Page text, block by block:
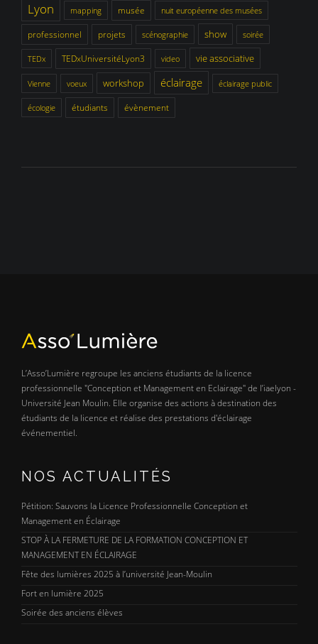
Lyon mapping musée nuit européenne des musées
professionnel projets scénographie show soirée
TEDx TEDxUniversitéLyon3 video vie associative
Vienne voeux workshop éclairage éclairage public
écologie étudiants évènement
L’Asso’Lumière regroupe les anciens étudiants de la licence
professionnelle "Conception et Management en Eclairage" de l’iaelyon -
Université Jean Moulin. Elle organise des actions à destination des
étudiants de la licence et réalise des prestations d'éclairage
événementiel.
NOS ACTUALITÉS
Pétition: Sauvons la Licence Professionnelle Conception et
Management en Éclairage
STOP À LA FERMETURE DE LA FORMATION CONCEPTION ET
MANAGEMENT EN ÉCLAIRAGE
Fête des lumières 2025 à l’université Jean-Moulin
Fort en lumière 2025
Soirée des anciens élèves